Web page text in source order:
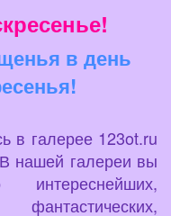
в день
в галерее 123ot.ru
нашей галереи вы